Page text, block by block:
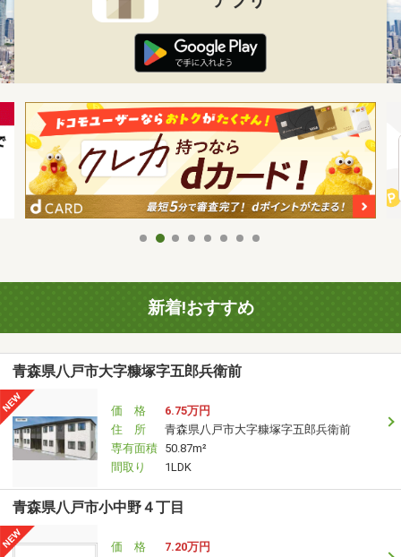
新着!おすすめ
青森県八戸市大字糠塚字五郎兵衛前
価 格
6.75万円
住 所
青森県八戸市大字糠塚字五郎兵衛前
専有面積 50.87m²
間取り
1LDK
青森県八戸市小中野４丁目
価 格
7.20万円